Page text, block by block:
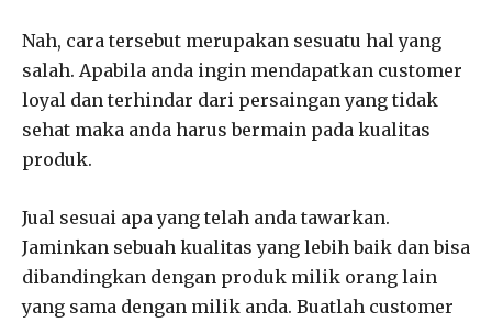
Nah, cara tersebut merupakan sesuatu hal yang
salah. Apabila anda ingin mendapatkan customer
loyal dan terhindar dari persaingan yang tidak
sehat maka anda harus bermain pada kualitas
produk.
Jual sesuai apa yang telah anda tawarkan.
Jaminkan sebuah kualitas yang lebih baik dan bisa
dibandingkan dengan produk milik orang lain
yang sama dengan milik anda. Buatlah customer